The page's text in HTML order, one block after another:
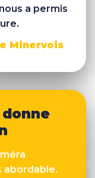
a permis
Minervois
donne
abordable.